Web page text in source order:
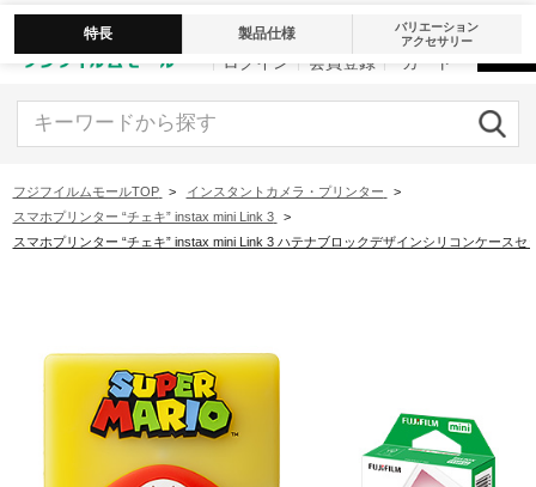
会員登録 カート
フジフイルムモールTOP > インスタントカメラ・プリンター
>
スマホプリンター “チェキ” instax mini Link 3
>
スマホプリンター “チェキ” instax mini Link 3 ハテナブロックデザインシリコンケースセ
特長 製品仕様
バリエーション
アクセサリー